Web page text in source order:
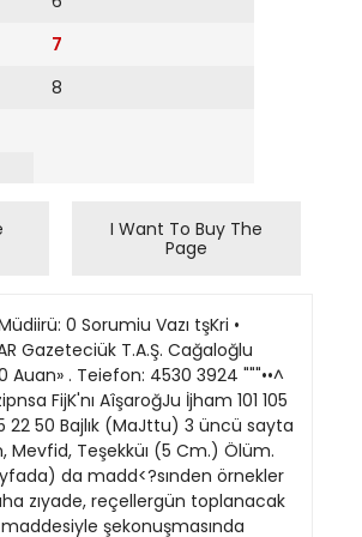
7
8
I Want To Buy The
Page
pataasına satılıyor? (Gireson tipindr bir geminin bnçünkü deferi M70 milyon liradır.) Elektrik kabloları kaçak yapıyor ve sn berulan çatlak bnlnnayorsa, bn ânzalar en fazla 1 railyon liralık bir masrafla gidcrilfbilir böyle bir vol varken neden 56 milyon liraya elden çıkarılmak igteniyor? Beraetle Şam'da büyük gösteri ELDEN CIKARILAM FİLO Son dört beş yıl içinde Denizcilik Bankası 39 irili ufakh gemisini hurdacılara satmıç ve Denizcilik çevrelerinde söyle bir espri dolaşmağa başlamıjtır : Bizim gemiler inşaat demiri oluyor ve mantar gibi yerden biten apartmanlard'a bizim gemilerin demirleri kııllanılıyor. Gerçek olan şudur: Son be? yılm bilânçosuna bakıldığı zaman, elden çıkarılan pek çok geminln hürda olarak satılmasıntlaki nedenleri anlıyabilmek cidden güçtür. Şimrii Giresun' dan sonra Ordu çırasını bekliyor. Ordu. Giresun'un kardeşidir, avnı nitelikleri taşımaktadır ve ona da vazık olacaktır. ltalya'da Ansaldo tezgâhlanna özene bezene ısmarlanan ITludaî. Bandırma '»ibi semil»r doğru dürüst on yıl hiznr'tte tutulmad'an hurda demir fiatına satıldılar. .Tsponyadan alınan Kayseri, Bolu, Sakarya gemileri «ekonomik deSil• nedeniyle dörtbeş yıl çalıştırılıp Halice çekildi. uzun süre orada yatınlıp sonunda hurdafilara devredildi. Bunlardan sadece Kayseri fiTiüz sırasını bekliyor. Ve tahiî vıjınla som birikmis bulnnuyor : Ekonomik defilse, bn Rfmiler nasıl alındı? Grmilerde inşa hataları var idiyse nasıl kabul edildi? Bunların yok pahanna tcidisinden njranılan zarar kimin »rtına röklenivnr? E|er ortada bir isletme beceriksizlifi varsa, bu neden hâlâ rizli kalabiliyor? Işte. bugün satısa çikanlan ve muhtemelen bu islerden bir hurdacının üzerinde kalacak olan Gire?un yolcu gemisinin hurdaya aynlmasıyla patlak veren bir nnemli rnpcfle daha ŞAM Dün Şam sokaklannda Lübnan aleyhine yapılan gösteriye 100 bin kişi katılmıştır. Göstericilerin basında, Araplararası Komutanlık mensuplarıyla, Suriye Bölge Komutanlığına dahil subaylar ve birçok Bakan yürümekteydi. «Siyonlmı ve emperyallzme »atılmif bazı Lübnanlı Bakantar. aleyhlnde sloganlar haykıran ve ellerinde «Lübnan ordusunun emperyallzm ve somürgecilik ajanı olan komuta